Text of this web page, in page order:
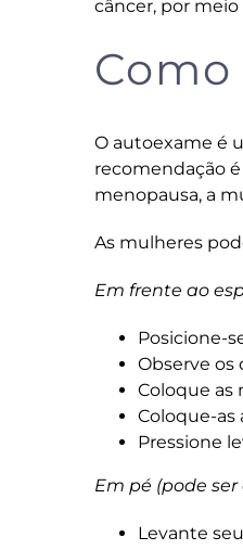
câncer, por meio
O autoexame é
recomendação
menopausa, a
As mulheres
Em frente ao
Posicione-
Observe os
Coloque as
Coloque-as
Pressione
Em pé (pode
Levante